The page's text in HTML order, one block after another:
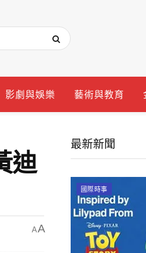
影劇與娛樂 藝術與教育
迪
AA
最新新聞
國際時事